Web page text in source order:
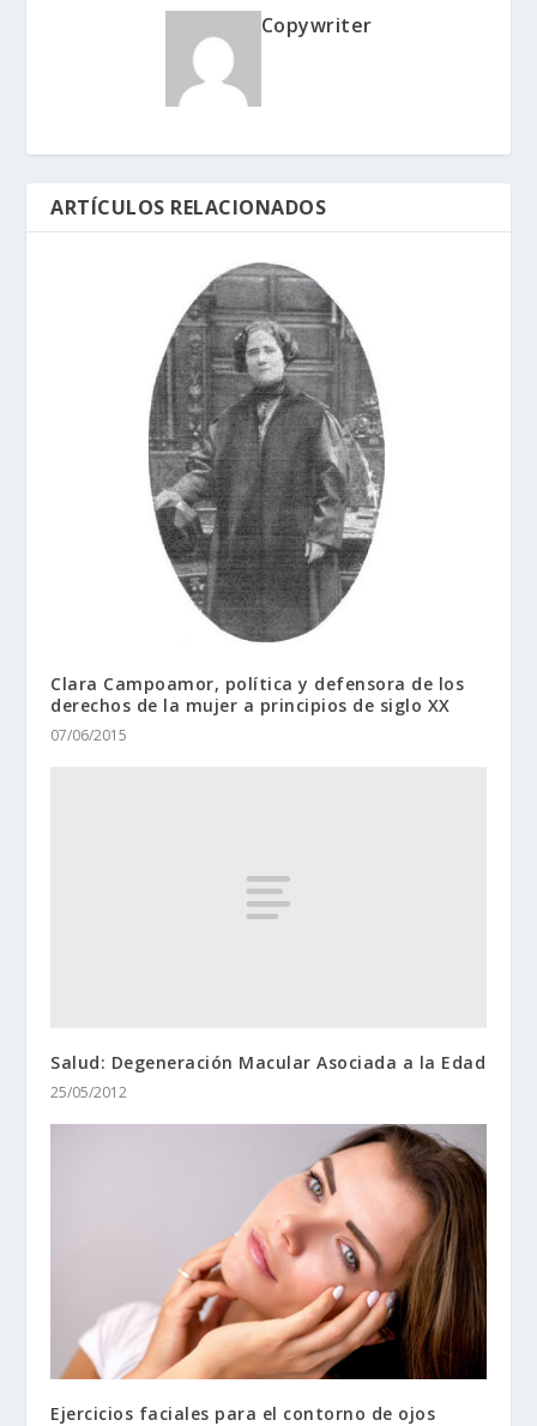
Copywriter
ARTÍCULOS RELACIONADOS
Clara Campoamor, política y defensora de los
derechos de la mujer a principios de siglo XX
07/06/2015
Salud: Degeneración Macular Asociada a la Edad
25/05/2012
Ejercicios faciales para el contorno de ojos